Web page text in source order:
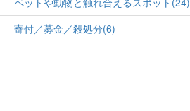
寄付／募金／殺処分(6)